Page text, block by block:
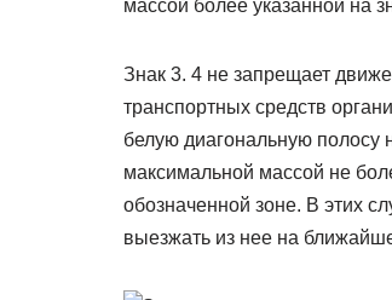
массой более указанной на
Знак 3. 4 не запрещает
транспортных средств
белую диагональную полосу
максимальной массой не
обозначенной зоне. В этих
выезжать из нее на